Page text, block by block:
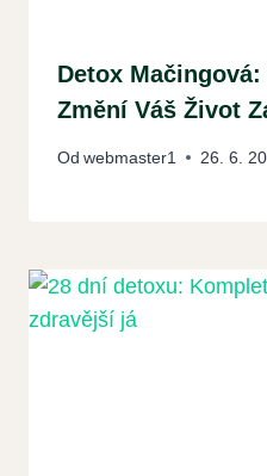
Detox
Změní Váš Život
Od webmaster1 26. 6.